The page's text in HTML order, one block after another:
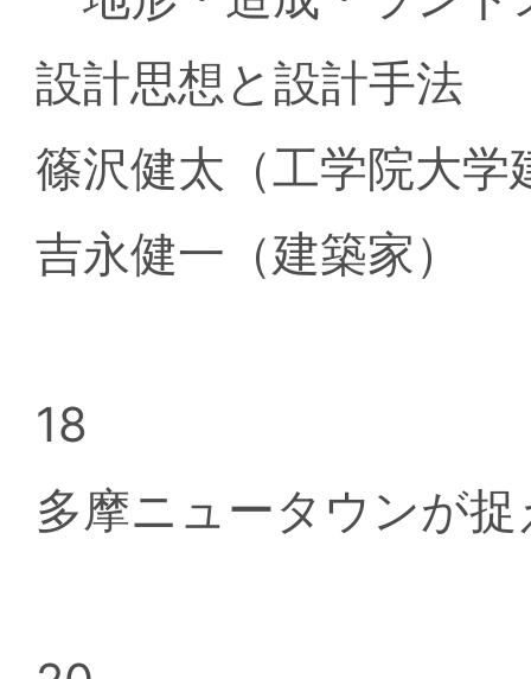
設計思想と設計手法
篠沢健太（工学院大
吉永健一（建築家）
18
多摩ニュータウンが